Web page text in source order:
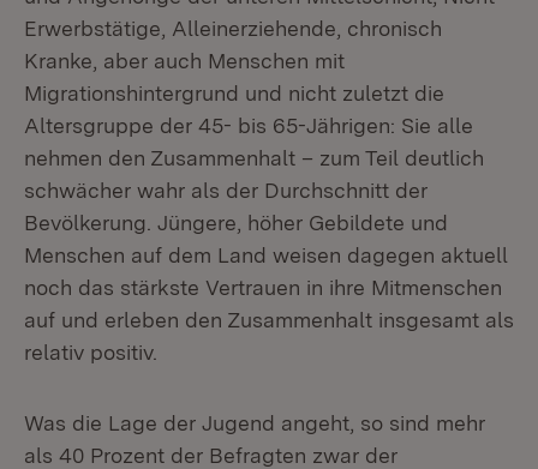
Erwerbstätige, Alleinerziehende, chronisch
Kranke, aber auch Menschen mit
Migrationshintergrund und nicht zuletzt die
Altersgruppe der 45- bis 65-Jährigen: Sie alle
nehmen den Zusammenhalt – zum Teil deutlich
schwächer wahr als der Durchschnitt der
Bevölkerung. Jüngere, höher Gebildete und
Menschen auf dem Land weisen dagegen aktuell
noch das stärkste Vertrauen in ihre Mitmenschen
auf und erleben den Zusammenhalt insgesamt als
relativ positiv.
Was die Lage der Jugend angeht, so sind mehr
als 40 Prozent der Befragten zwar der